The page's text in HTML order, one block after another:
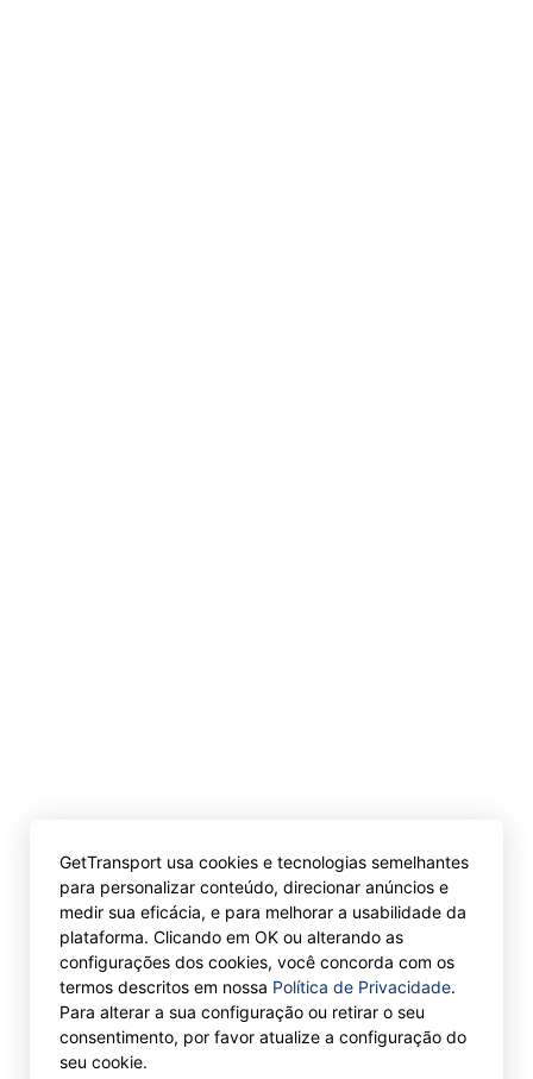
GetTransport usa cookies e tecnologias semelhantes
para personalizar conteúdo, direcionar anúncios e
medir sua eficácia, e para melhorar a usabilidade da
plataforma. Clicando em OK ou alterando as
configurações dos cookies, você concorda com os
termos descritos em nossa Política de Privacidade.
Para alterar a sua configuração ou retirar o seu
consentimento, por favor atualize a configuração do
seu cookie.